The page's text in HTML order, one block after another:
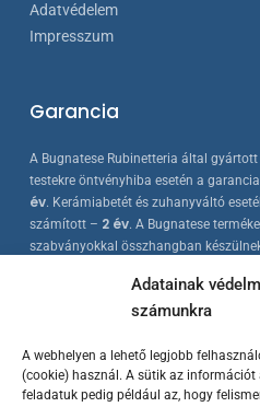
Adatainak
számunkra
A webhelyen a lehető legjobb
(cookie) használ. A sütik az információt
feladatuk pedig például az, hogy
Adatvédelem
Impresszum
Garancia
A Bugnatese Rubinetteria által
testekre öntvényhiba esetén a
év. Kerámiabetét és zuhanyváltó
számított – 2 év. A Bugnatese
szabványokkal összhangban